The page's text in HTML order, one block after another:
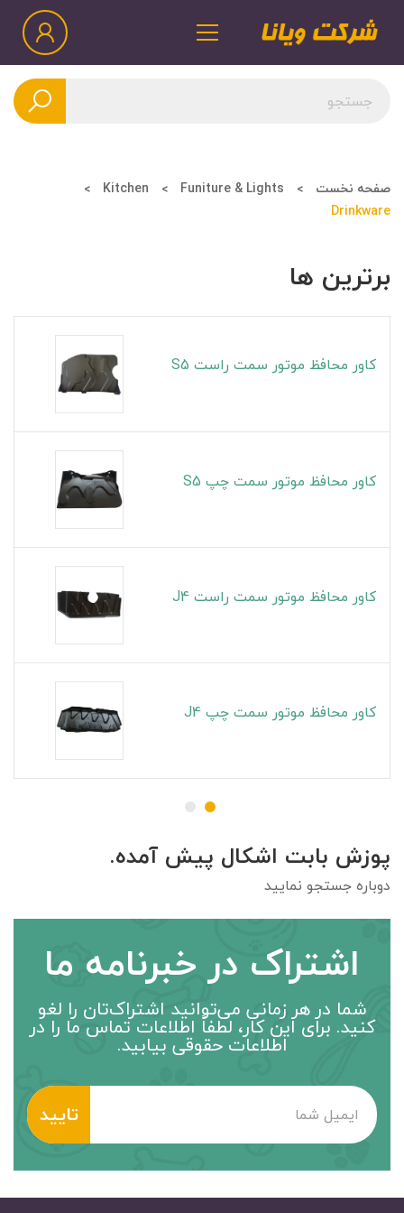
صفحه نخست Funiture & Lights
Kitchen
Drinkware
برترین ها
کاور محافظ موتور سمت راست S5
کاور محافظ موتور سمت چپ S5
کاور محافظ موتور سمت راست J4
کاور محافظ موتور سمت چپ J4
پوزش بابت اشکال پیش آمده.
دوباره جستجو نمایید
اشتراک در خبرنامه ما
شما در هر زمانی می‌توانید اشتراک‌تان را لغو
کنید. برای این کار، لطفاً اطلاعات تماس ما را در
اطلاعات حقوقی بیابید.